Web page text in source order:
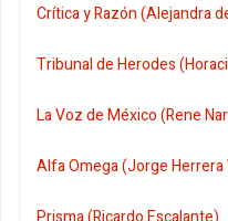
Crítica y Razón (Alejandra
Tribunal de Herodes
La Voz de México (Rene
Alfa Omega (Jorge Herrera